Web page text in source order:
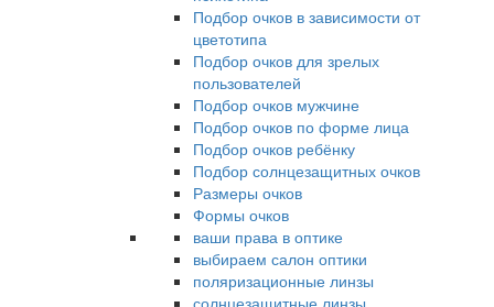
Подбор очков в зависимости от
цветотипа
Подбор очков для зрелых
пользователей
Подбор очков мужчине
Подбор очков по форме лица
Подбор очков ребёнку
Подбор солнцезащитных очков
Размеры очков
Формы очков
ваши права в оптике
выбираем салон оптики
поляризационные линзы